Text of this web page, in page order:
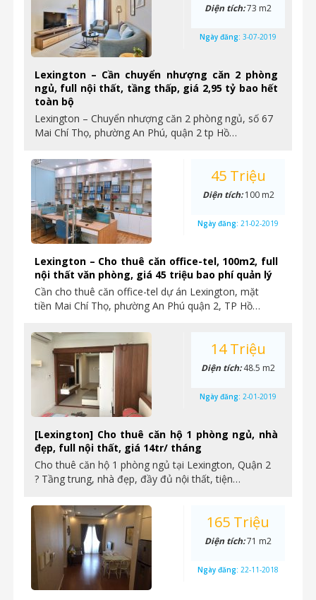
Lexington – Cần chuyển nhượng căn 2 phòng
ngủ, full nội thất, tầng thấp, giá 2,95 tỷ bao hết
toàn bộ
Lexington – Chuyển nhượng căn 2 phòng ngủ, số 67
Mai Chí Thọ, phường An Phú, quận 2 tp Hồ…
Diện tích:73 m2
Ngày đăng: 3-07-2019
Lexington – Cho thuê căn office-tel, 100m2, full
nội thất văn phòng, giá 45 triệu bao phí quản lý
Cần cho thuê căn office-tel dự án Lexington, mặt
tiền Mai Chí Thọ, phường An Phú quận 2, TP Hồ…
45 Triệu
Diện tích:100 m2
Ngày đăng: 21-02-2019
[Lexington] Cho thuê căn hộ 1 phòng ngủ, nhà
đẹp, full nội thất, giá 14tr/ tháng
Cho thuê căn hộ 1 phòng ngủ tại Lexington, Quận 2
? Tầng trung, nhà đẹp, đầy đủ nội thất, tiện…
14 Triệu
Diện tích:48.5 m2
Ngày đăng: 2-01-2019
165 Triệu
Diện tích:71 m2
Ngày đăng: 22-11-2018